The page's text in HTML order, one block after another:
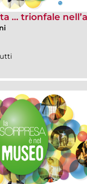
… trionfale